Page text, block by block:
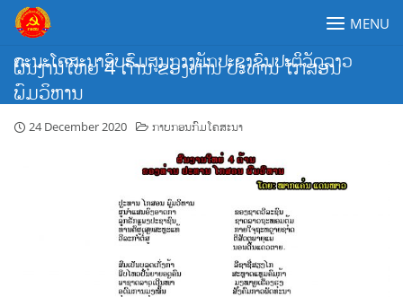
Skip
content
ຄະນະໂຄສະນາອົບຮົມສູນກາງພັກປະຊາຊົນປະຕິວັດລາວ
MENU
ຜົນງານໃຫຍ່ 4 ດ້ານ ຂອງທ່ານ ປະທານ ໄກສອນ
ພົມວິຫານ
24 December 2020 ກາບກອນກົມໂຄສະນາ